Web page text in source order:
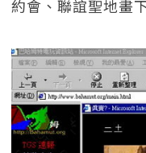
約會、聯誼聖地畫